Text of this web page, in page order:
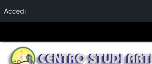
Accedi
Salta al